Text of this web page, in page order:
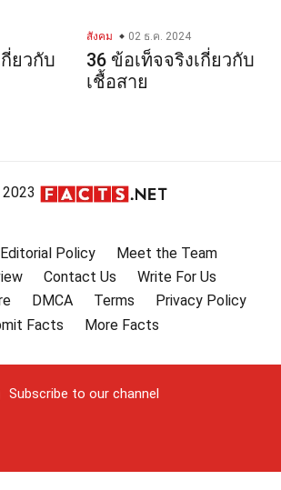
ยวกับ
สังคม 02 ธ.ค. 2024
36 ข้อเท็จจริงเกี่ยวกับ
เชื้อสาย
Editorial Policy
Meet the Team
Contact Us
Write For Us
DMCA Terms
Privacy Policy
Facts
More Facts
Subscribe to our channel